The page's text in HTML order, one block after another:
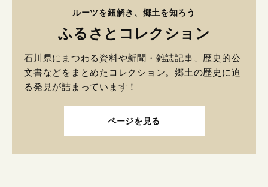
ルーツを紐解き、郷土を知ろう
ふるさとコレクション
石川県にまつわる資料や新聞・雑誌記事、歴史的公
文書などをまとめたコレクション。郷土の歴史に迫
る発見が詰まっています！
ページを見る